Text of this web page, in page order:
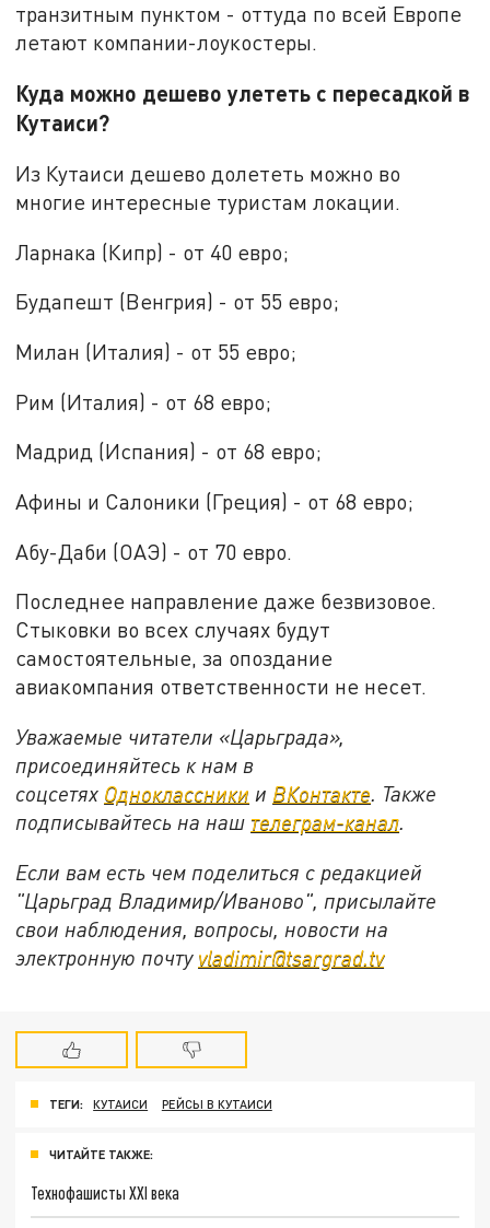
транзитным пунктом - оттуда по всей Европе
летают компании-лоукостеры.
Куда можно дешево улететь с пересадкой в
Кутаиси?
Из Кутаиси дешево долететь можно во
многие интересные туристам локации.
Ларнака (Кипр) - от 40 евро;
Будапешт (Венгрия) - от 55 евро;
Милан (Италия) - от 55 евро;
Рим (Италия) - от 68 евро;
Мадрид (Испания) - от 68 евро;
Афины и Салоники (Греция) - от 68 евро;
Абу-Даби (ОАЭ) - от 70 евро.
Последнее направление даже безвизовое.
Стыковки во всех случаях будут
самостоятельные, за опоздание
авиакомпания ответственности не несет.
Уважаемые читатели «Царьграда»,
присоединяйтесь к нам в
соцсетях Одноклассники и ВКонтакте. Также
подписывайтесь на наш телеграм-канал.
Если вам есть чем поделиться с редакцией
"Царьград Владимир/Иваново", присылайте
свои наблюдения, вопросы, новости на
электронную почту vladimir@tsargrad.tv
ТЕГИ: КУТАИСИ РЕЙСЫ В КУТАИСИ
ЧИТАЙТЕ ТАКЖЕ:
Технофашисты XXI века